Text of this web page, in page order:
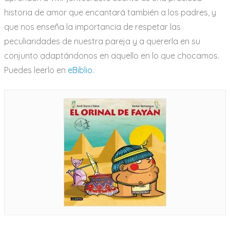
historia de amor que encantará también a los padres, y
que nos enseña la importancia de respetar las
peculiaridades de nuestra pareja y a quererla en su
conjunto adaptándonos en aquello en lo que chocamos.
Puedes leerlo en eBiblio.